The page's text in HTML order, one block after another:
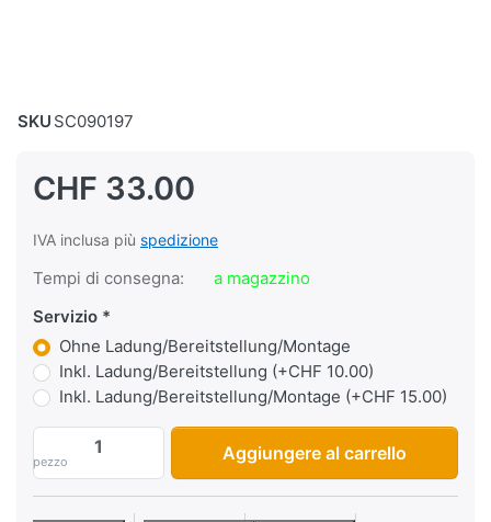
SKU SC090197
CHF 33.00
IVA inclusa più spedizione
Tempi di consegna:
a magazzino
Servizio
Ohne Ladung/Bereitstellung/Montage
Inkl. Ladung/Bereitstellung (+CHF 10.00)
Inkl. Ladung/Bereitstellung/Montage (+CHF 15.00)
pezzo
Batteria AGM Fulbat YTX4L-BS/FTX4L-
Aggiungere al carrello